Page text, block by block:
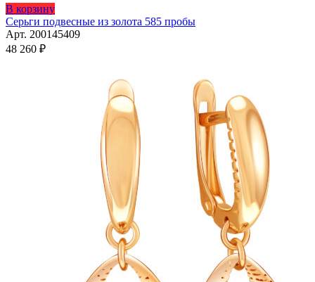
В корзину
Серьги подвесные из золота 585 пробы
Арт. 200145409
48 260 ₽